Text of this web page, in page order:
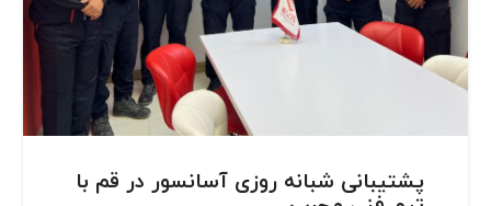
پشتیبانی شبانه روزی آسانسور در قم با